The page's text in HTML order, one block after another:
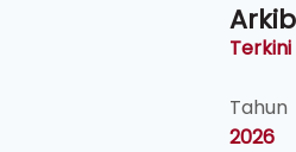
Terkini
Tahun
2026